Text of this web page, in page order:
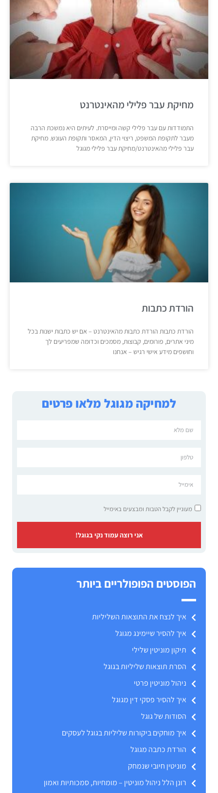
למחיקה מגוגל מלאו פרטים
מעוניין לקבל הטבות ומבצעים באימייל
אני רוצה עמוד נקי בגוגל!
הפוסטים הפופולריים ביותר
איך לנצח את התוצאות השליליות
איך להסיר שיימינג מגוגל
תיקון מוניטין שלילי
הסרת תוצאות שליליות בגוגל
ניהול מוניטין פרטי
איך להסיר פסקי דין מגוגל
הסודות של גוגל
איך מוחקים ביקורות שליליות בגוגל לעסקים
הורדת כתבה מגוגל
מוניטין חיובי שנמחק
רונן הלל ניהול מוניטין – מומחיות, סמכותיות ואמון
מחיקת עבר פלילי מהאינטרנט
התמודדות עם עבר פלילי קשה ומייסרת. לעיתים היא נמשכת הרבה
מעבר לתקופת המשפט, ריצוי הדין, המאסר ותקופת העונש. מחיקת
עבר פלילי מהאינטרנט/מחיקת עבר פלילי מגוגל
הורדת כתבות
הורדת כתבות הורדת כתבות מהאינטרנט – אם יש כתבות ישנות בכל
מיני אתרים, פורומים, קבוצות, מסמכים וכדומה שמפריעים לך
וחושפים מידע אישי רגיש – אנחנו